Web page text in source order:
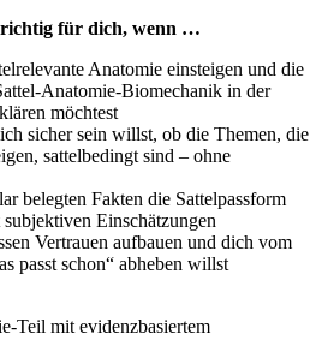
richtig für dich, wenn …
Anatomie einsteigen und die
Anatomie-Biomechanik in der
möchtest
sicher sein willst, ob die Themen, die
sattelbedingt sind – ohne
belegten Fakten die Sattelpassform
Einschätzungen
Vertrauen aufbauen und dich vom
passt schon“ abheben willst
Teil mit evidenzbasiertem